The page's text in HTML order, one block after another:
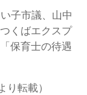
子市議、山中
くばエクスプ
保育士の待遇
り転載）